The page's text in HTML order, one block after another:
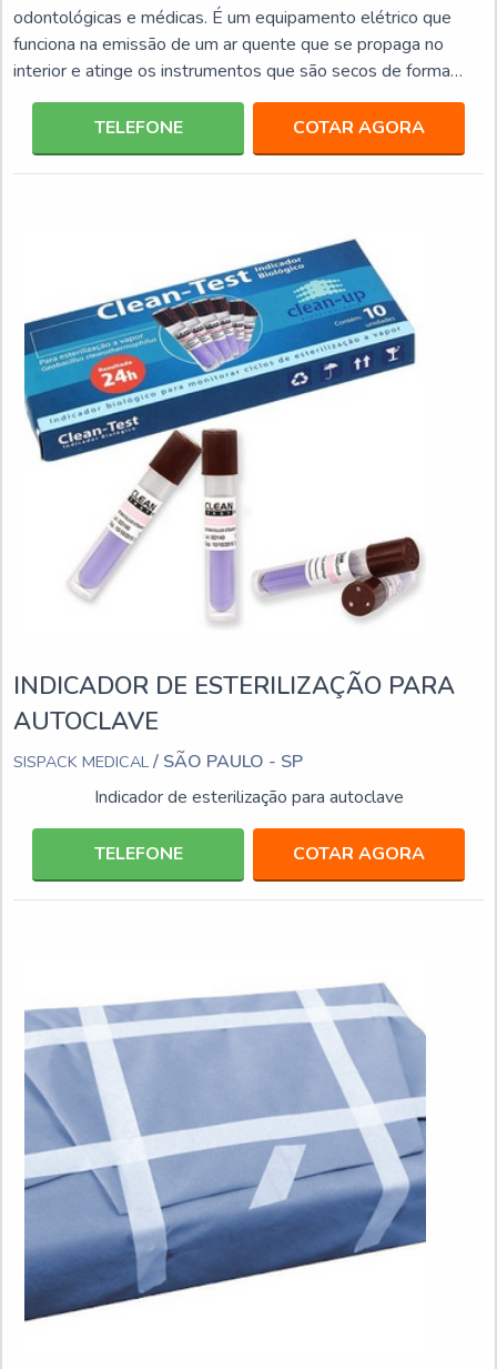
odontológicas e médicas. É um equipamento elétrico que
funciona na emissão de um ar quente que se propaga no
interior e atinge os instrumentos que são secos de forma
automática, uniforme e controlada. A secagem faz parte das
muitas etapas que os instrumentais necessitam dentro do
ambiente onde está inserido.O secador executa o que um
profissional faria por meio de um tecido, porém, esse
TELEFONE COTAR AGORA
INDICADOR DE ESTERILIZAÇÃO PARA
AUTOCLAVE
SISPACK MEDICAL / SÃO PAULO - SP
Indicador de esterilização para autoclave
TELEFONE COTAR AGORA